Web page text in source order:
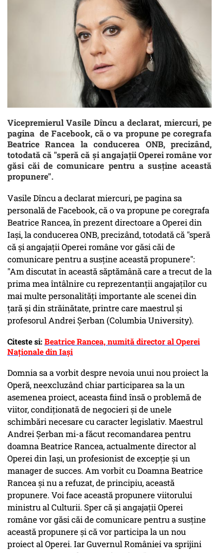
Vicepremierul Vasile Dîncu a declarat, miercuri, pe
pagina de Facebook, că o va propune pe coregrafa
Beatrice Rancea la conducerea ONB, precizând,
totodată că "speră că şi angajaţii Operei române vor
găsi căi de comunicare pentru a susţine această
propunere".
Vasile Dîncu a declarat miercuri, pe pagina sa
personală de Facebook, că o va propune pe coregrafa
Beatrice Rancea, în prezent directoare a Operei din
Iaşi, la conducerea ONB, precizând, totodată că "speră
că şi angajaţii Operei române vor găsi căi de
comunicare pentru a susţine această propunere":
"Am discutat în această săptămână care a trecut de la
prima mea întâlnire cu reprezentanţii angajaţilor cu
mai multe personalităţi importante ale scenei din
ţară şi din străinătate, printre care maestrul şi
profesorul Andrei Şerban (Columbia University).
Citeste si: Beatrice Rancea, numită director al Operei
Naţionale din Iaşi
Domnia sa a vorbit despre nevoia unui nou proiect la
Operă, neexcluzând chiar participarea sa la un
asemenea proiect, aceasta fiind însă o problemă de
viitor, condiţionată de negocieri şi de unele
schimbări necesare cu caracter legislativ. Maestrul
Andrei Şerban mi-a făcut recomandarea pentru
doamna Beatrice Rancea, actualmente director al
Operei din Iaşi, un profesionist de excepţie şi un
manager de succes. Am vorbit cu Doamna Beatrice
Rancea şi nu a refuzat, de principiu, această
propunere. Voi face această propunere viitorului
ministru al Culturii. Sper că şi angajaţii Operei
române vor găsi căi de comunicare pentru a susţine
această propunere şi că vor participa la un nou
proiect al Operei. Iar Guvernul României va sprijini